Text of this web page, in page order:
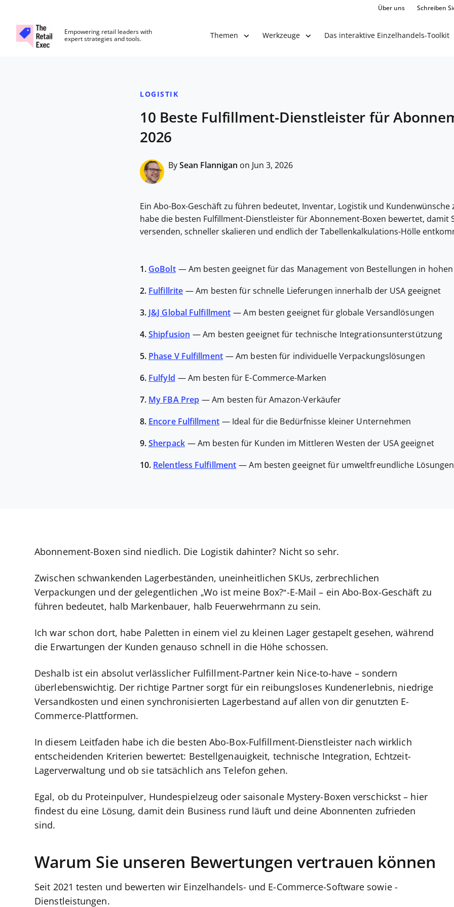
Über uns Schreiben
Empowering retail leaders with
expert strategies and tools.
Themen Werkzeuge Das interaktive Einzelhandels-Toolkit
LOGISTIK
10 Beste Fulfillment-Dienstleister für
2026
By Sean Flannigan on Jun 3, 2026
Ein Abo-Box-Geschäft zu führen bedeutet, Inventar, Logistik und Kundenwünsche
habe die besten Fulfillment-Dienstleister für Abonnement-Boxen bewertet, damit
versenden, schneller skalieren und endlich der Tabellenkalkulations-Hölle
1. GoBolt — Am besten geeignet für das Management von Bestellungen in
2. Fulfillrite —Am besten für schnelle Lieferungen innerhalb der USA geeignet
3. J&J Global Fulfillment —Am besten geeignet für globale Versandlösungen
4. Shipfusion —Am besten geeignet für technische Integrationsunterstützung
5. Phase V Fulfillment —Am besten für individuelle Verpackungslösungen
6. Fulfyld — Am besten für E-Commerce-Marken
7. My FBA Prep —Am besten für Amazon-Verkäufer
8. Encore Fulfillment — Ideal für die Bedürfnisse kleiner Unternehmen
9. Sherpack —Am besten für Kunden im Mittleren Westen der USA geeignet
10. Relentless Fulfillment —Am besten geeignet für umweltfreundliche Lösungen
Abonnement-Boxen sind niedlich. Die Logistik dahinter? Nicht so sehr.
Zwischen schwankenden Lagerbeständen, uneinheitlichen SKUs, zerbrechlichen
Verpackungen und der gelegentlichen „Wo ist meine Box?“-E-Mail – ein Abo-Box-Geschäft zu
führen bedeutet, halb Markenbauer, halb Feuerwehrmann zu sein.
Ich war schon dort, habe Paletten in einem viel zu kleinen Lager gestapelt gesehen, während
die Erwartungen der Kunden genauso schnell in die Höhe schossen.
Deshalb ist ein absolut verlässlicher Fulfillment-Partner kein Nice-to-have – sondern
überlebenswichtig. Der richtige Partner sorgt für ein reibungsloses Kundenerlebnis, niedrige
Versandkosten und einen synchronisierten Lagerbestand auf allen von dir genutzten E-
Commerce-Plattformen.
In diesem Leitfaden habe ich die besten Abo-Box-Fulfillment-Dienstleister nach wirklich
entscheidenden Kriterien bewertet: Bestellgenauigkeit, technische Integration, Echtzeit-
Lagerverwaltung und ob sie tatsächlich ans Telefon gehen.
Egal, ob du Proteinpulver, Hundespielzeug oder saisonale Mystery-Boxen verschickst – hier
findest du eine Lösung, damit dein Business rund läuft und deine Abonnenten zufrieden
sind.
Warum Sie unseren Bewertungen vertrauen können
Seit 2021 testen und bewerten wir Einzelhandels- und E-Commerce-Software sowie -
Dienstleistungen.